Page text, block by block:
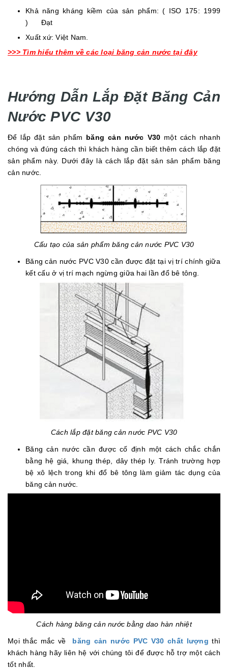
Khả năng kháng kiềm của sản phẩm: ( ISO 175: 1999
) Đạt
Xuất xứ: Việt Nam.
>>> Tìm hiểu thêm về các loại băng cản nước tại đây
Hướng Dẫn Lắp Đặt Băng Cản
Nước PVC V30
Để lắp đặt sản phẩm băng cản nước V30 một cách nhanh
chóng và đúng cách thì khách hàng cần biết thêm cách lắp đặt
sản phẩm này. Dưới đây là cách lắp đặt sản sản phẩm băng
cản nước.
Cấu tạo của sản phẩm băng cản nước PVC V30
Băng cản nước PVC V30 cần được đặt tại vị trí chính giữa
kết cấu ở vị trí mạch ngừng giữa hai lần đổ bê tông.
Cách lắp đặt băng cản nước PVC V30
Băng cản nước cần được cố định một cách chắc chắn
bằng hệ giá, khung thép, dây thép ly. Tránh trường hợp
bệ xô lệch trong khi đổ bê tông làm giảm tác dụng của
băng cản nước.
Cách hàng băng cản nước bằng dao hàn nhiệt
Mọi thắc mắc về băng cản nước PVC V30 chất lượng thì
khách hàng hãy liên hệ với chúng tôi để được hỗ trợ một cách
tốt nhất.